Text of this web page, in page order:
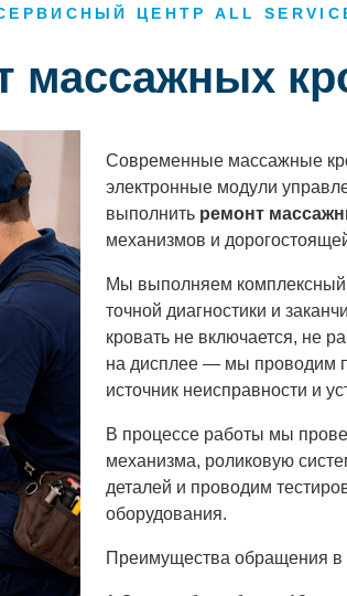
ЦЕНТР ALL
массажных
Современные массажные
электронные модули
выполнить ремонт
механизмов и
Мы выполняем комплексный
точной диагностики и
кровать не включается, не
на дисплее — мы проводим
источник неисправности и
В процессе работы мы
механизма, роликовую
деталей и проводим
оборудования.
Преимущества обращения в